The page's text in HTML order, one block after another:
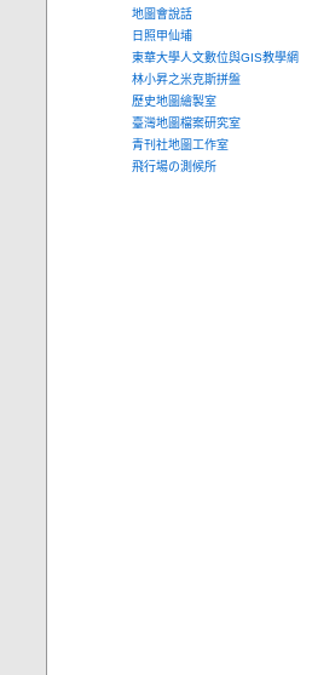
地圖會說話
日照甲仙埔
東華大學人文數位與GIS教學網
林小昇之米克斯拼盤
歷史地圖繪製室
臺灣地圖檔案研究室
青刊社地圖工作室
飛行場の測候所